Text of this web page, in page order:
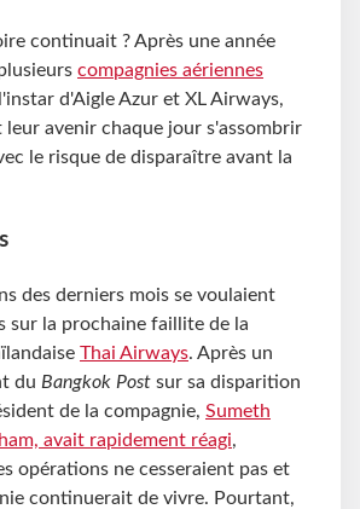
continuait ? Après une année
compagnies aériennes
d'Aigle Azur et XL Airways,
avenir chaque jour s'assombrir
le risque de disparaître avant la
des derniers mois se voulaient
sur la prochaine faillite de la
Thai Airways. Après un
du Bangkok Post sur sa disparition
de la compagnie, Sumeth
avait rapidement réagi,
opérations ne cesseraient pas et
continuerait de vivre. Pourtant,